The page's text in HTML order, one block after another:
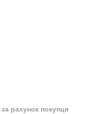
за рахунок покупця